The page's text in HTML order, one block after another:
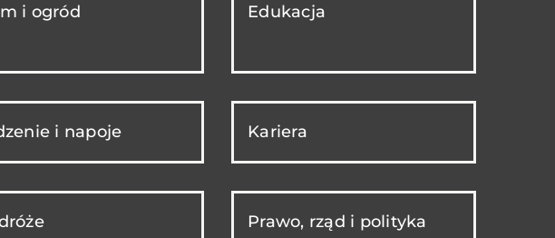
i ogród Edukacja
i napoje Kariera
Prawo, rząd i polityka